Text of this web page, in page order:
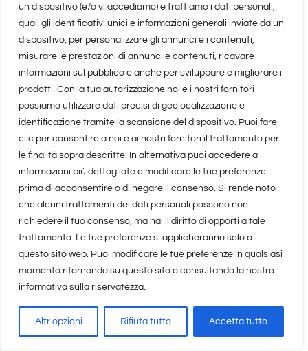
un dispositivo (e/o vi accediamo) e trattiamo i dati personali,
quali gli identificativi unici e informazioni generali inviate da un
dispositivo, per personalizzare gli annunci e i contenuti,
misurare le prestazioni di annunci e contenuti, ricavare
informazioni sul pubblico e anche per sviluppare e migliorare i
prodotti. Con la tua autorizzazione noi e i nostri fornitori
possiamo utilizzare dati precisi di geolocalizzazione e
identificazione tramite la scansione del dispositivo. Puoi fare
clic per consentire a noi e ai nostri fornitori il trattamento per
le finalità sopra descritte. In alternativa puoi accedere a
informazioni più dettagliate e modificare le tue preferenze
prima di acconsentire o di negare il consenso. Si rende noto
che alcuni trattamenti dei dati personali possono non
richiedere il tuo consenso, ma hai il diritto di opporti a tale
trattamento. Le tue preferenze si applicheranno solo a
questo sito web. Puoi modificare le tue preferenze in qualsiasi
momento ritornando su questo sito o consultando la nostra
informativa sulla riservatezza.
Altr opzioni Rifiuta tutto Accetta tutto
Cosa indossare all’ultimo
dell’anno
27.12.2025
Odio il Natale, quando proprio
non ami questa festa
10.12.2025
Cosa regalare ai propri genitori
per Natale
08.12.2025
Vedi tutti